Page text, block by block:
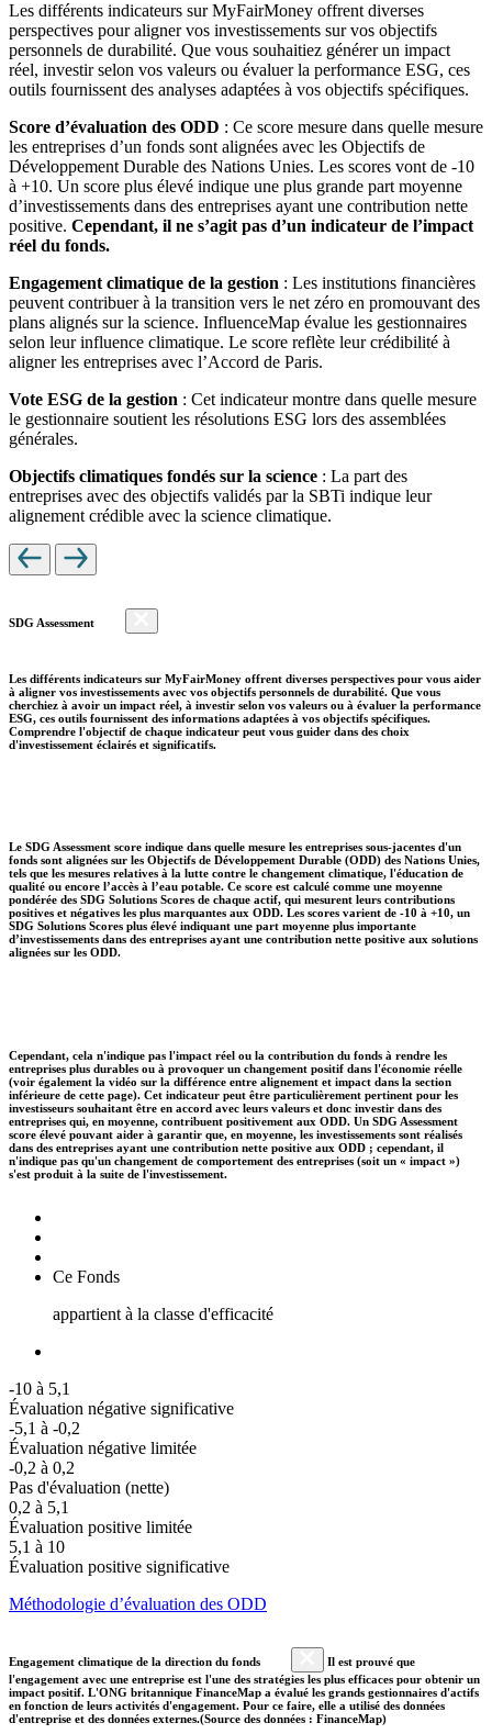
Les différents indicateurs sur MyFairMoney offrent diverses
perspectives pour aligner vos investissements sur vos objectifs
personnels de durabilité. Que vous souhaitiez générer un impact
réel, investir selon vos valeurs ou évaluer la performance ESG, ces
outils fournissent des analyses adaptées à vos objectifs spécifiques.
Score d’évaluation des ODD : Ce score mesure dans quelle mesure
les entreprises d’un fonds sont alignées avec les Objectifs de
Développement Durable des Nations Unies. Les scores vont de -10
à +10. Un score plus élevé indique une plus grande part moyenne
d’investissements dans des entreprises ayant une contribution nette
positive. Cependant, il ne s’agit pas d’un indicateur de l’impact
réel du fonds.
Engagement climatique de la gestion : Les institutions financières
peuvent contribuer à la transition vers le net zéro en promouvant des
plans alignés sur la science. InfluenceMap évalue les gestionnaires
selon leur influence climatique. Le score reflète leur crédibilité à
aligner les entreprises avec l’Accord de Paris.
Vote ESG de la gestion : Cet indicateur montre dans quelle mesure
le gestionnaire soutient les résolutions ESG lors des assemblées
générales.
Objectifs climatiques fondés sur la science : La part des
entreprises avec des objectifs validés par la SBTi indique leur
alignement crédible avec la science climatique.
SDG Assessment
Les différents indicateurs sur MyFairMoney offrent diverses perspectives pour vous aider
à aligner vos investissements avec vos objectifs personnels de durabilité. Que vous
cherchiez à avoir un impact réel, à investir selon vos valeurs ou à évaluer la performance
ESG, ces outils fournissent des informations adaptées à vos objectifs spécifiques.
Comprendre l'objectif de chaque indicateur peut vous guider dans des choix
d'investissement éclairés et significatifs.
Le SDG Assessment score indique dans quelle mesure les entreprises sous-jacentes d'un
fonds sont alignées sur les Objectifs de Développement Durable (ODD) des Nations Unies,
tels que les mesures relatives à la lutte contre le changement climatique, l'éducation de
qualité ou encore l’accès à l’eau potable. Ce score est calculé comme une moyenne
pondérée des SDG Solutions Scores de chaque actif, qui mesurent leurs contributions
positives et négatives les plus marquantes aux ODD. Les scores varient de -10 à +10, un
SDG Solutions Scores plus élevé indiquant une part moyenne plus importante
d’investissements dans des entreprises ayant une contribution nette positive aux solutions
alignées sur les ODD.
Cependant, cela n'indique pas l'impact réel ou la contribution du fonds à rendre les
entreprises plus durables ou à provoquer un changement positif dans l'économie réelle
(voir également la vidéo sur la différence entre alignement et impact dans la section
inférieure de cette page). Cet indicateur peut être particulièrement pertinent pour les
investisseurs souhaitant être en accord avec leurs valeurs et donc investir dans des
entreprises qui, en moyenne, contribuent positivement aux ODD. Un SDG Assessment
score élevé pouvant aider à garantir que, en moyenne, les investissements sont réalisés
dans des entreprises ayant une contribution nette positive aux ODD ; cependant, il
n'indique pas qu'un changement de comportement des entreprises (soit un « impact »)
s'est produit à la suite de l'investissement.
Ce Fonds
appartient à la classe d'efficacité
-10 à 5,1
Évaluation négative significative
-5,1 à -0,2
Évaluation négative limitée
-0,2 à 0,2
Pas d'évaluation (nette)
0,2 à 5,1
Évaluation positive limitée
5,1 à 10
Évaluation positive significative
Méthodologie d’évaluation des ODD
Engagement climatique de la direction du fonds
Il est prouvé que
l'engagement avec une entreprise est l'une des stratégies les plus efficaces pour obtenir un
impact positif. L'ONG britannique FinanceMap a évalué les grands gestionnaires d'actifs
en fonction de leurs activités d'engagement. Pour ce faire, elle a utilisé des données
d'entreprise et des données externes.(Source des données : FinanceMap)